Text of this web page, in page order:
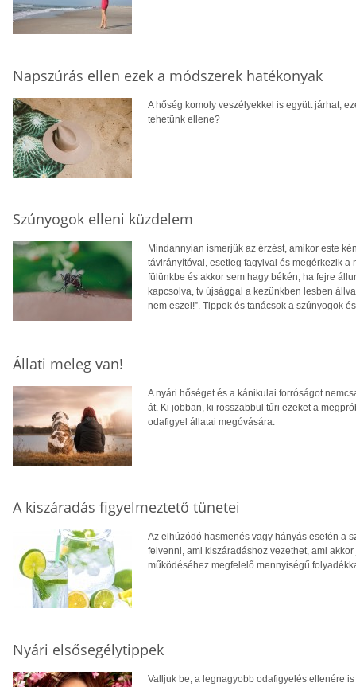
Napszúrás ellen ezek a módszerek hatékonyak
A hőség komoly veszélyekkel is együtt járhat,
tehetünk ellene?
Szúnyogok elleni küzdelem
Mindannyian ismerjük az érzést, amikor este
távirányítóval, esetleg fagyival és megérkezik
fülünkbe és akkor sem hagy békén, ha fejre
kapcsolva, tv újsággal a kezünkben lesben
nem eszel!”. Tippek és tanácsok a szúnyogok
Állati meleg van!
A nyári hőséget és a kánikulai forróságot
át. Ki jobban, ki rosszabbul tűri ezeket a
odafigyel állatai megóvására.
A kiszáradás figyelmeztető tünetei
Az elhúzódó hasmenés vagy hányás esetén a
felvenni, ami kiszáradáshoz vezethet, ami
működéséhez megfelelő mennyiségű
Nyári elsősegélytippek
Valljuk be, a legnagyobb odafigyelés ellenére